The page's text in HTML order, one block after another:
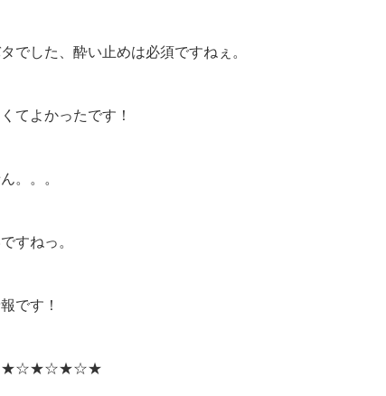
でした、酔い止めは必須ですねぇ。
てよかったです！
。。。
すねっ。
です！